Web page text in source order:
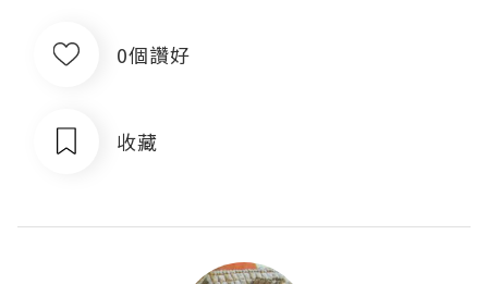
0個讚好
收藏